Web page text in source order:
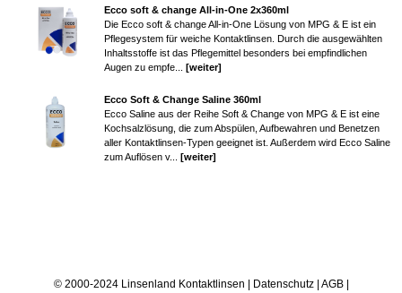
Ecco soft & change All-in-One 2x360ml
Die Ecco soft & change All-in-One Lösung von MPG & E ist ein
Pflegesystem für weiche Kontaktlinsen. Durch die ausgewählten
Inhaltsstoffe ist das Pflegemittel besonders bei empfindlichen
Augen zu empfe... [weiter]
Ecco Soft & Change Saline 360ml
Ecco Saline aus der Reihe Soft & Change von MPG & E ist eine
Kochsalzlösung, die zum Abspülen, Aufbewahren und Benetzen
aller Kontaktlinsen-Typen geeignet ist. Außerdem wird Ecco Saline
zum Auflösen v... [weiter]
© 2000-2024 Linsenland Kontaktlinsen Datenschutz| AGB|